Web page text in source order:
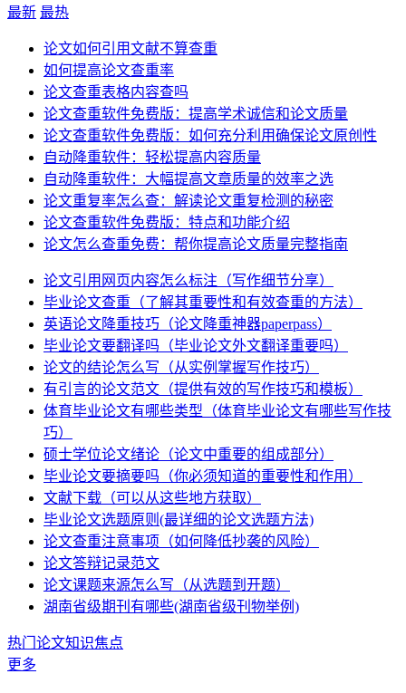
最新 最热
论文如何引用文献不算查重
如何提高论文查重率
论文查重表格内容查吗
论文查重软件免费版：提高学术诚信和论文质量
论文查重软件免费版：如何充分利用确保论文原创性
自动降重软件：轻松提高内容质量
自动降重软件：大幅提高文章质量的效率之选
论文重复率怎么查：解读论文重复检测的秘密
论文查重软件免费版：特点和功能介绍
论文怎么查重免费：帮你提高论文质量完整指南
论文引用网页内容怎么标注（写作细节分享）
毕业论文查重（了解其重要性和有效查重的方法）
英语论文降重技巧（论文降重神器paperpass）
毕业论文要翻译吗（毕业论文外文翻译重要吗）
论文的结论怎么写（从实例掌握写作技巧）
有引言的论文范文（提供有效的写作技巧和模板）
体育毕业论文有哪些类型（体育毕业论文有哪些写作技
巧）
硕士学位论文绪论（论文中重要的组成部分）
毕业论文要摘要吗（你必须知道的重要性和作用）
文献下载（可以从这些地方获取）
毕业论文选题原则(最详细的论文选题方法)
论文查重注意事项（如何降低抄袭的风险）
论文答辩记录范文
论文课题来源怎么写（从选题到开题）
湖南省级期刊有哪些(湖南省级刊物举例)
热门论文知识焦点
更多